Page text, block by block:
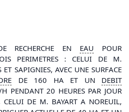
RECHERCHE EN EAU POUR
PERIMETRES : CELUI DE M.
SAPIGNIES, AVEC UNE SURFACE
DE 160 HA ET UN DEBIT
PENDANT 20 HEURES PAR JOUR
DE M. BAYART A NOREUIL,